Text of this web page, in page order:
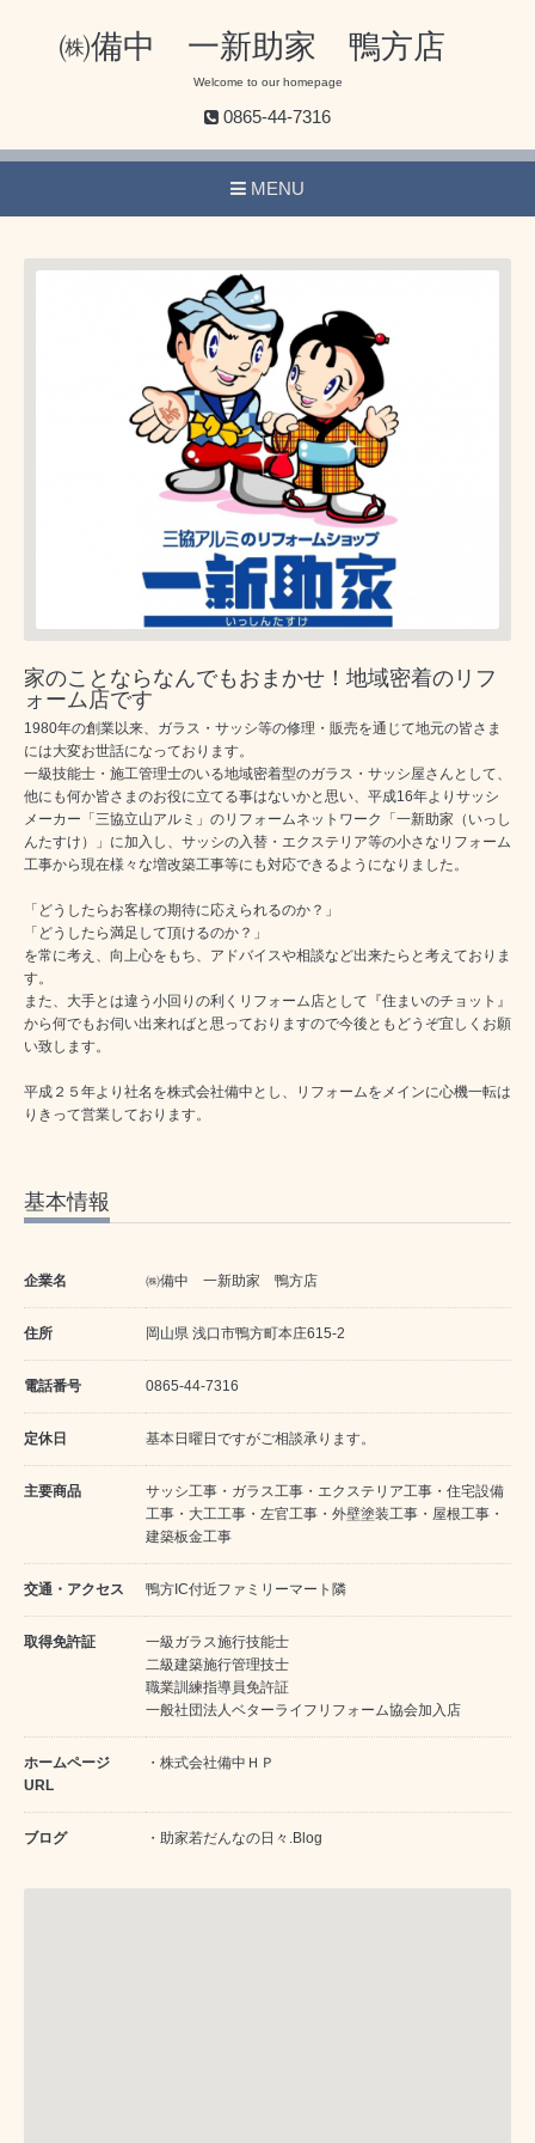
㈱備中 一新助家 鴨方店
Welcome to our homepage
0865-44-7316
MENU
家のことならなんでもおまかせ！地域密着のリフ
ォーム店です
1980年の創業以来、ガラス・サッシ等の修理・販売を通じて地元の皆さま
には大変お世話になっております。
一級技能士・施工管理士のいる地域密着型のガラス・サッシ屋さんとして、
他にも何か皆さまのお役に立てる事はないかと思い、平成16年よりサッシ
メーカー「三協立山アルミ」のリフォームネットワーク「一新助家（いっし
んたすけ）」に加入し、サッシの入替・エクステリア等の小さなリフォーム
工事から現在様々な増改築工事等にも対応できるようになりました。
「どうしたらお客様の期待に応えられるのか？」
「どうしたら満足して頂けるのか？」
を常に考え、向上心をもち、アドバイスや相談など出来たらと考えておりま
す。
また、大手とは違う小回りの利くリフォーム店として『住まいのチョット』
から何でもお伺い出来ればと思っておりますので今後ともどうぞ宜しくお願
い致します。
平成２５年より社名を株式会社備中とし、リフォームをメインに心機一転は
りきって営業しております。
基本情報
企業名 ㈱備中 一新助家 鴨方店
住所 岡山県 浅口市鴨方町本庄615-2
電話番号 0865-44-7316
定休日 基本日曜日ですがご相談承ります。
主要商品
サッシ工事・ガラス工事・エクステリア工事・住宅設備
工事・大工工事・左官工事・外壁塗装工事・屋根工事・
建築板金工事
交通・アクセス 鴨方IC付近ファミリーマート隣
取得免許証
一級ガラス施行技能士
二級建築施行管理技士
職業訓練指導員免許証
一般社団法人ベターライフリフォーム協会加入店
ホームページ
URL
・ 株式会社備中ＨＰ
ブログ ・ 助家若だんなの日々.Blog